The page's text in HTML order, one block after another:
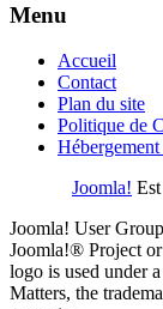
Menu
Accueil
Contact
Plan du site
Politique de
Joomla!
Joomla! User
Joomla!® Project
logo is used under
Matters, the